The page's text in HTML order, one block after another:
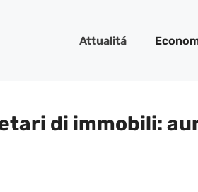
Attualitá
di immobili: